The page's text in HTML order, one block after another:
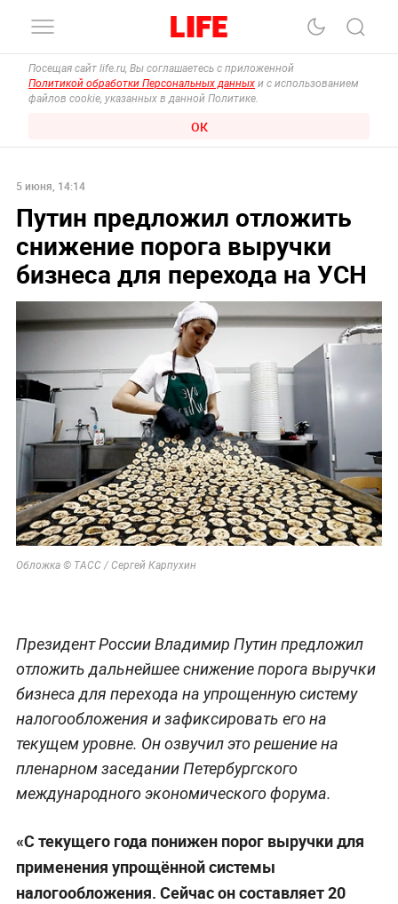
Посещая сайт life.ru, Вы соглашаетесь с приложенной
Политикой обработки Персональных данных и с использованием
файлов cookie, указанных в данной Политике.
ОК
5 июня, 14:14
Путин предложил отложить
снижение порога выручки
бизнеса для перехода на УСН
Обложка © ТАСС / Сергей Карпухин
Президент России Владимир Путин предложил
отложить дальнейшее снижение порога выручки
бизнеса для перехода на упрощенную систему
налогообложения и зафиксировать его на
текущем уровне. Он озвучил это решение на
пленарном заседании Петербургского
международного экономического форума.
«С текущего года понижен порог выручки для
применения упрощённой системы
налогообложения. Сейчас он составляет 20